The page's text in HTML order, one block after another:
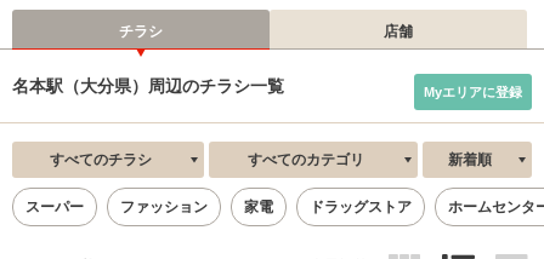
チラシ 店舗
名本駅（大分県）周辺のチラシ一覧 Myエリアに登録
すべてのチラシ すべてのカテゴリ 新着順
スーパー ファッション 家電 ドラッグストア ホームセンタ